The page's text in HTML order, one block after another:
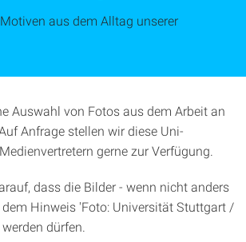
aus dem Alltag unserer
Auswahl von Fotos aus dem Arbeit an
Anfrage stellen wir diese Uni-
gerne zur Verfügung.
dass die Bilder - wenn nicht anders
Hinweis 'Foto: Universität Stuttgart /
dürfen.